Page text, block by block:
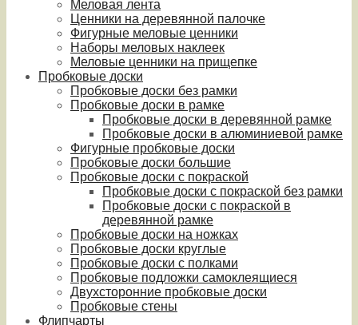
Меловая лента
Ценники на деревянной палочке
Фигурные меловые ценники
Наборы меловых наклеек
Меловые ценники на прищепке
Пробковые доски
Пробковые доски без рамки
Пробковые доски в рамке
Пробковые доски в деревянной рамке
Пробковые доски в алюминиевой рамке
Фигурные пробковые доски
Пробковые доски большие
Пробковые доски с покраской
Пробковые доски с покраской без рамки
Пробковые доски с покраской в
деревянной рамке
Пробковые доски на ножках
Пробковые доски круглые
Пробковые доски с полками
Пробковые подложки самоклеящиеся
Двухсторонние пробковые доски
Пробковые стены
Флипчарты